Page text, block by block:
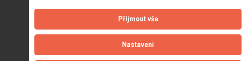
Aktualizováno z portálu ARES dne 31.12.2023 15:45:06
Přijmout vše
Nastavení